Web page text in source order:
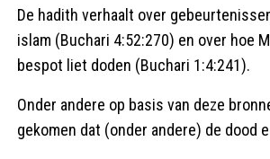
De hadith verhaalt over
islam (Buchari 4:52:270) en over hoe
bespot liet doden (Buchari 1:4:241).
Onder andere op basis van deze
gekomen dat (onder andere) de dood